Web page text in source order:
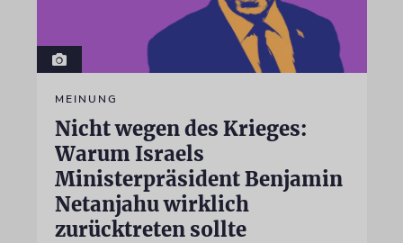
MEINUNG
Nicht wegen des Krieges:
Warum Israels
Ministerpräsident Benjamin
Netanjahu wirklich
zurücktreten sollte